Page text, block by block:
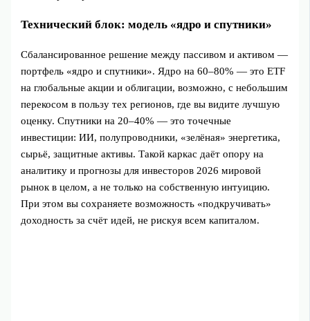
Технический блок: модель «ядро и спутники»
Сбалансированное решение между пассивом и активом —
портфель «ядро и спутники». Ядро на 60–80% — это ETF
на глобальные акции и облигации, возможно, с небольшим
перекосом в пользу тех регионов, где вы видите лучшую
оценку. Спутники на 20–40% — это точечные
инвестиции: ИИ, полупроводники, «зелёная» энергетика,
сырьё, защитные активы. Такой каркас даёт опору на
аналитику и прогнозы для инвесторов 2026 мировой
рынок в целом, а не только на собственную интуицию.
При этом вы сохраняете возможность «подкручивать»
доходность за счёт идей, не рискуя всем капиталом.